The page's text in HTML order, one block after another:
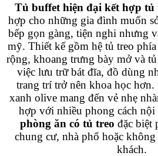
Tủ buffet hiện đại kết hợp tủ
hợp cho những gia đình muốn
bếp gọn gàng, tiện nghi nhưng
mỹ. Thiết kế gồm hệ tủ treo
rộng, khoang trưng bày mở và
việc lưu trữ bát đĩa, đồ dùng
trang trí trở nên khoa học
xanh olive mang đến vẻ nhẹ
hợp với nhiều phong cách nội
phòng ăn có tủ treo đặc biệt
chung cư, nhà phố hoặc
khách.